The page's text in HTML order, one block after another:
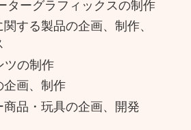
ターグラフィックスの制作
する製品の企画、制作、
ツの制作
企画、制作
商品・玩具の企画、開発